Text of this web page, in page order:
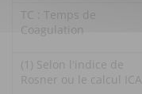
TC : Temps de
Coagulation
(1) Selon l'indice de
Rosner ou le calcul ICA